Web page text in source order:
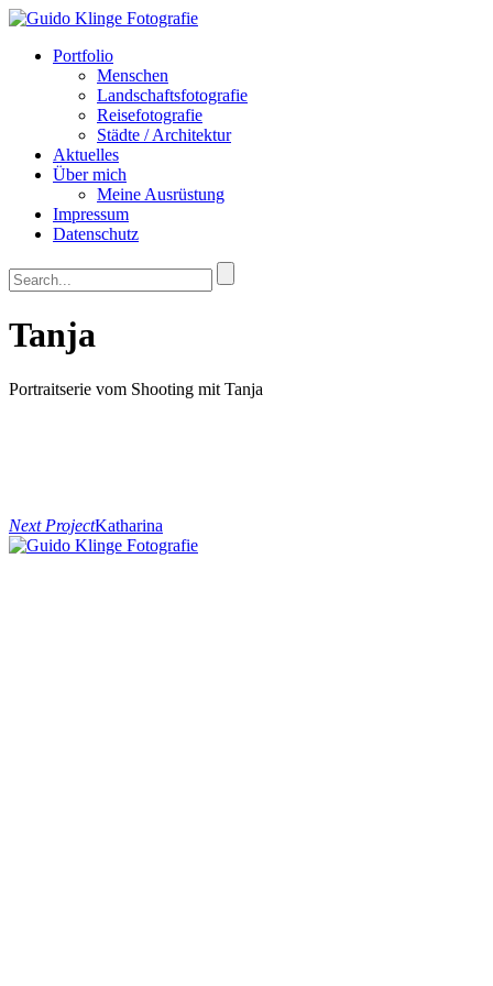
Portfolio
Menschen
Landschaftsfotografie
Reisefotografie
Städte / Architektur
Aktuelles
Über mich
Meine Ausrüstung
Impressum
Datenschutz
Tanja
Portraitserie vom Shooting mit Tanja
Next ProjectKatharina